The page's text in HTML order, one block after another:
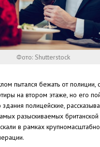
Фото: Shutterstock
пытался бежать от полиции,
на втором этаже, но его
полицейские,
разыскиваемых
в рамках